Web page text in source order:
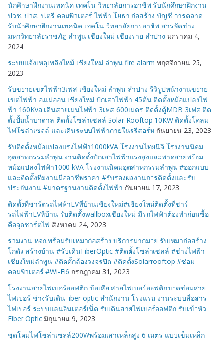
นักศึกษาฝึกงานเทคนิค เทคโน วิทยาลัยการอาชีพ รับนักศึกษาฝึกงาน
ปวช. ปวส. ป.ตรี คอมพิวเตอร์ ไฟฟ้า โยธา ก่อสร้าง บัญชี การตลาด
รับนักศึกษาฝึกงานเทคนิค เทคโน วิทยาลัยการอาชีพ สารพัดช่าง
มหาวิทยาลัยราชภัฏ ลำพูน เชียงใหม่ เชียงราย ลำปาง มกราคม 4,
2024
ระบบแจ้งเหตุเพลิงไหม้ เชียงใหม่ ลำพูน fire alarm พฤศจิกายน 25,
2023
รับขยายเขตไฟฟ้า3เฟส เชียงใหม่ ลำพูน ลำปาง รีวิรูปหน้างานขยาย
เขตไฟฟ้า อ.แม่ออน เชียงใหม่ ปักเสาไฟฟ้า 45ต้น ติดตั้งหม้อแปลงไฟ
ฟ้า 160Kva เดินสายเมนไฟฟ้า 3เฟส 600เมตร ติดตั้งตู้MDB 3เฟส ติด
ตั้งปั้มน้ำบาดาล ติดตั้งโซล่าเซลล์ Solar Rooftop 10KW ติดตั้งโคลม
ไฟโซล่าเซลล์ และเดินระบบไฟฟ้าภายในรรีสอร์ท กันยายน 23, 2023
รับติดตั้งหม้อแปลงแรงไฟฟ้า1000kVA โรงงานไทยนิจิ โรงงานนิคม
อุตสาหกรรมลำพูน งานติดตั้งปักเสาไฟฟ้าแรงสูงและพาดสายพร้อม
หม้อแปลงไฟฟ้า1000 kVA โรงงานนิคมอุตสาหกรรมลำพูน #ออกแบบ
และติดตั้งทีมงานมืออาชีพราคา #รับรองผลงานการติดตั้งและรับ
ประกันงาน #มาตรฐานงานติดตั้งไฟฟ้า กันยายน 17, 2023
ติดตั้งที่ชาร์ตรถไฟฟ้าEVที่บ้านเชียงใหม่#เชียงใหม่ติดตั้งที่ชาร์
รถไฟฟ้าEVที่บ้าน รับติดตั้งwallboxเชียงใหม่ มีรถไฟฟ้าต้องทำก่อนซื้อ
คือจุดชาร์ตไฟ สิงหาคม 24, 2023
รวมงาน หจก.พร้อมรับเหมาก่อสร้าง บริการมากมาย รับเหมาก่อสร้าง
โกดัง สร้างบ้าน #รับเดินFiberOptic #ติดตั้งโซล่าเซลล์ #ช่างไฟฟ้า
เชียงใหม่ลำพูน #ติดตั้กล้องวงจรปิด #ติดตั้งSolarrooftop #ซ่อม
คอมพิวเตอร์ #Wi-Fi6 กรกฎาคม 31, 2023
โรงงานสายไฟเบอร์ออฟติก ข้อเสีย สายไฟเบอร์ออฟติกขาดซ่อมสาย
ไฟเบอร์ ช่างรับเดินFiber optic สำนักงาน โรงแรม งานระบบสื่อสาร
ไฟเบอร์ ระบบแลนอินเตอร์เน็ต รับเดินสายไฟเบอร์ออฟติก รับเข้าหัว
Fiber Optic มิถุนายน 9, 2023
ชุดโคมไฟโซล่าเซลล์200Wพร้อมเสาเหล็กสูง 6 เมตร แบบเข็มเหล็ก